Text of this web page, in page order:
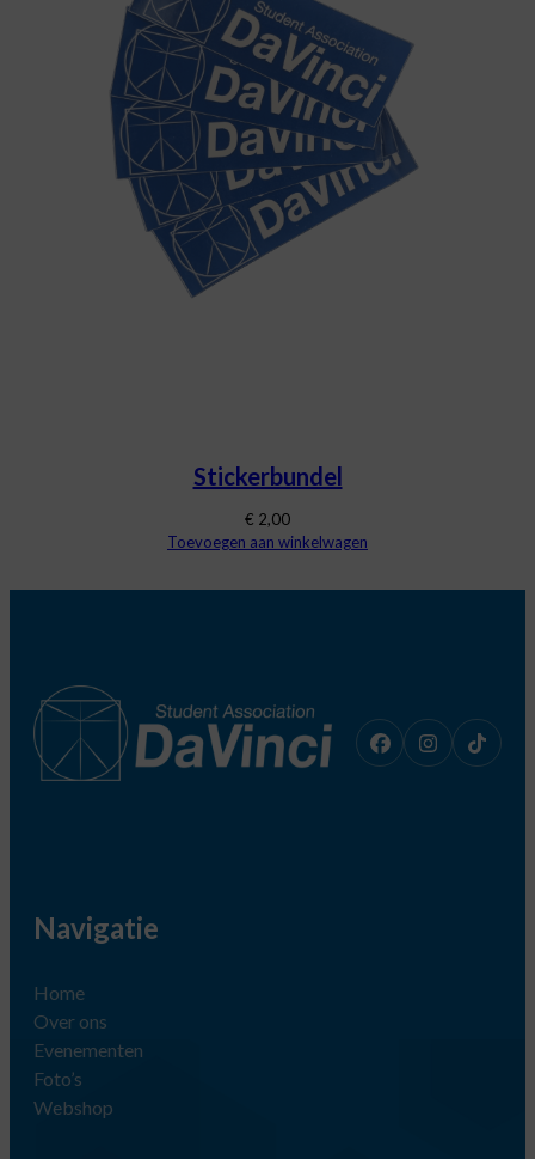
Stickerbundel
€ 2,00
Toevoegen aan winkelwagen
Navigatie
Home
Over ons
Evenementen
Foto’s
Webshop